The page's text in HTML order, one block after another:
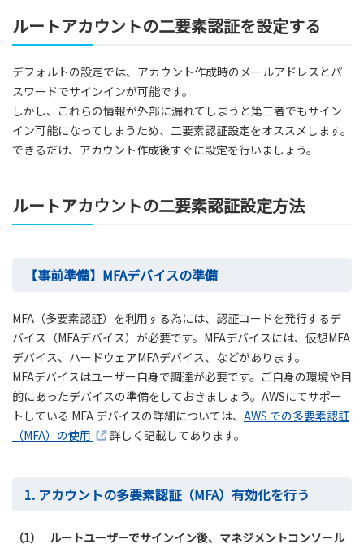
ルートアカウントの二要素認証を設定する
デフォルトの設定では、アカウント作成時のメールアドレスとパ
スワードでサインインが可能です。
しかし、これらの情報が外部に漏れてしまうと第三者でもサイン
イン可能になってしまうため、二要素認証設定をオススメします。
できるだけ、アカウント作成後すぐに設定を行いましょう。
ルートアカウントの二要素認証設定方法
【事前準備】MFAデバイスの準備
MFA（多要素認証）を利用する為には、認証コードを発行するデ
バイス（MFAデバイス）が必要です。MFAデバイスには、仮想MFA
デバイス、ハードウェアMFAデバイス、などがあります。
MFAデバイスはユーザー自身で調達が必要です。ご自身の環境や目
的にあったデバイスの準備をしておきましょう。AWSにてサポー
トしている MFA デバイスの詳細については、 AWS での多要素認証
（MFA）の使用
詳しく記載してあります。
1. アカウントの多要素認証（MFA）有効化を行う
（1）
ルートユーザーでサインイン後、マネジメントコンソール